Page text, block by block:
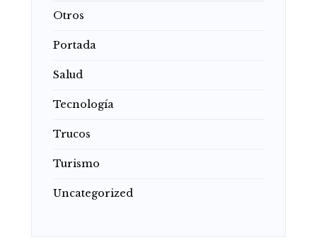
Otros
Portada
Salud
Tecnología
Trucos
Turismo
Uncategorized